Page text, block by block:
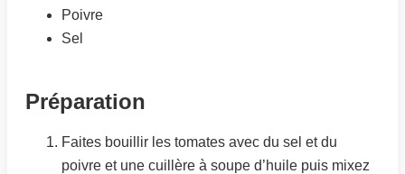
Poivre
Sel
Préparation
Faites bouillir les tomates avec du sel et du
poivre et une cuillère à soupe d’huile puis mixez